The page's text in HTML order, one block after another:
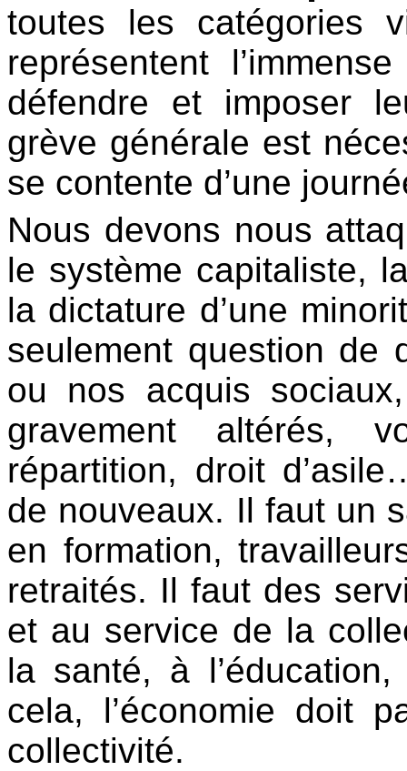
toutes les catégories
représentent
défendre et imposer
grève générale est
se contente d’une
Nous devons nous
le système capitaliste,
la dictature d’une
seulement question de
ou nos acquis
gravement altérés,
répartition, droit
de nouveaux. Il faut un
en formation,
retraités. Il faut des
et au service de la
la santé, à
cela, l’économie doit
collectivité.